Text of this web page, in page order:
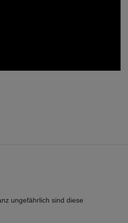
ungefährlich sind diese